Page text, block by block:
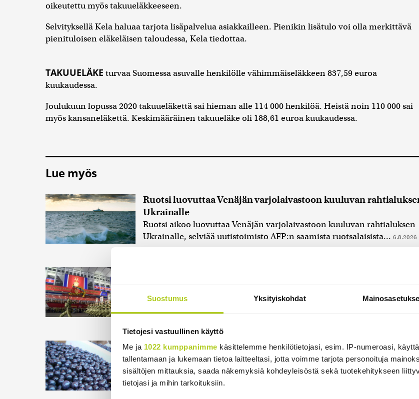
Suostumus Yksityiskohdat
Tietojesi vastuullinen käyttö
Me ja 1022 kumppanimme käsittelemme henkilötietojasi, esim. IP-numeroasi,
tallentamaan ja lukemaan tietoa laitteeltasi, jotta voimme tarjota personoituja
sisältöjen mittauksia, saada näkemyksiä kohdeyleisöstä sekä tuotekehitykseen
tietojasi ja mihin tarkoituksiin.
oikeutettu myös takuueläkkeeseen.
Selvityksellä Kela haluaa tarjota lisäpalvelua asiakkailleen. Pienikin lisätulo voi olla merkittävä
pienituloisen eläkeläisen taloudessa, Kela tiedottaa.
TAKUUELÄKE turvaa Suomessa asuvalle henkilölle vähimmäiseläkkeen 837,59 euroa
kuukaudessa.
Joulukuun lopussa 2020 takuueläkettä sai hieman alle 114 000 henkilöä. Heistä noin 110 000 sai
myös kansaneläkettä. Keskimääräinen takuueläke oli 188,61 euroa kuukaudessa.
Lue myös
Ruotsi luovuttaa Venäjän varjolaivastoon kuuluvan
Ukrainalle
Ruotsi aikoo luovuttaa Venäjän varjolaivastoon kuuluvan rahtialuksen
Ukrainalle, selviää uutistoimisto AFP:n saamista ruotsalaisista... 6.8.2026
Japaninmerelle
Pohjois-Korea on ampunut tunnistamattoman ammuksen kohti
Japaninmerta, kertoo Etelä-Korean asevoimat. Japanin
Maahanmuuttovirasto estää osaa marja-alan yrityksistä
rekrytoimasta kolmansista maista
Maahanmuuttovirasto kertoo pidättäytyneensä lupien myöntämisestä
neljälle luonnonmarja-alan työnantajalle, jotka eivät voi määräaikana